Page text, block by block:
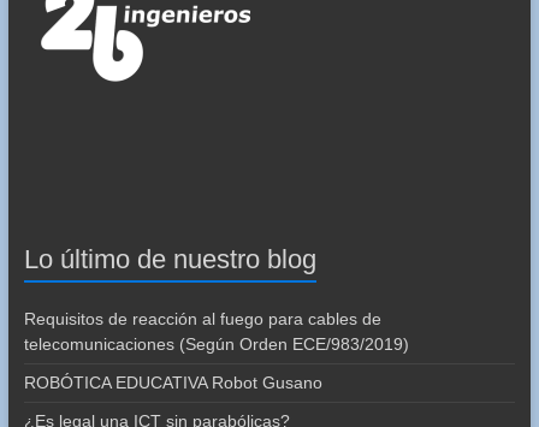
Lo último de nuestro blog
Requisitos de reacción al fuego para cables de
telecomunicaciones (Según Orden ECE/983/2019)
ROBÓTICA EDUCATIVA Robot Gusano
¿Es legal una ICT sin parabólicas?